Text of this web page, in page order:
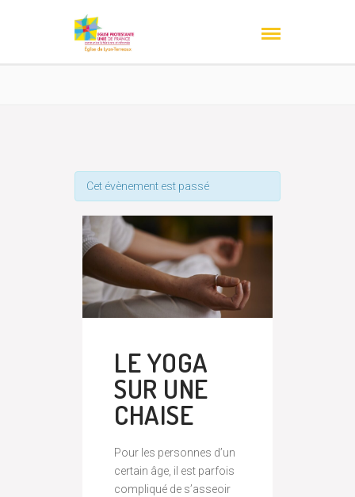
Cet évènement est passé
LE YOGA
SUR UNE
CHAISE
Pour les personnes d’un
certain âge, il est parfois
compliqué de s’asseoir